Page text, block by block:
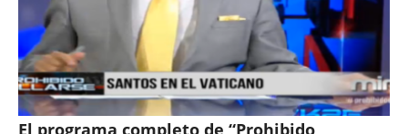
El programa completo de “Prohibido